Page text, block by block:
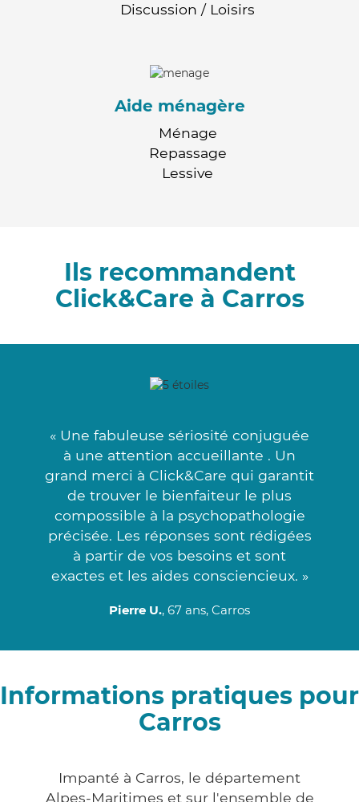
Discussion / Loisirs
Aide ménagère
Ménage
Repassage
Lessive
Ils recommandent
Click&Care à Carros
« Une fabuleuse sériosité conjuguée
à une attention accueillante . Un
grand merci à Click&Care qui garantit
de trouver le bienfaiteur le plus
compossible à la psychopathologie
précisée. Les réponses sont rédigées
à partir de vos besoins et sont
exactes et les aides consciencieux. »
Pierre U., 67 ans, Carros
Informations pratiques pour
Carros
Impanté à Carros, le département
Alpes-Maritimes et sur l'ensemble de